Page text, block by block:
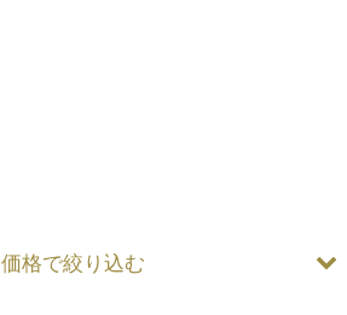
価格で絞り込む